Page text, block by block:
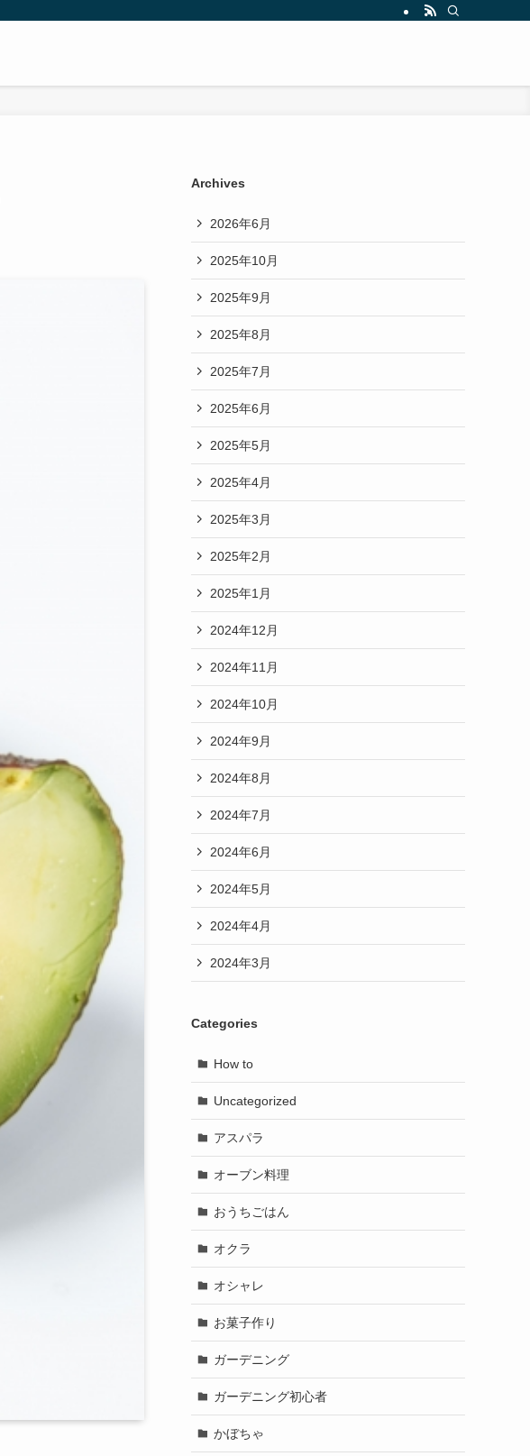
Archives
2026年6月
2025年10月
2025年9月
2025年8月
2025年7月
2025年6月
2025年5月
2025年4月
2025年3月
2025年2月
2025年1月
2024年12月
2024年11月
2024年10月
2024年9月
2024年8月
2024年7月
2024年6月
2024年5月
2024年4月
2024年3月
Categories
How to
Uncategorized
アスパラ
オーブン料理
おうちごはん
オクラ
オシャレ
お菓子作り
ガーデニング
ガーデニング初心者
かぼちゃ